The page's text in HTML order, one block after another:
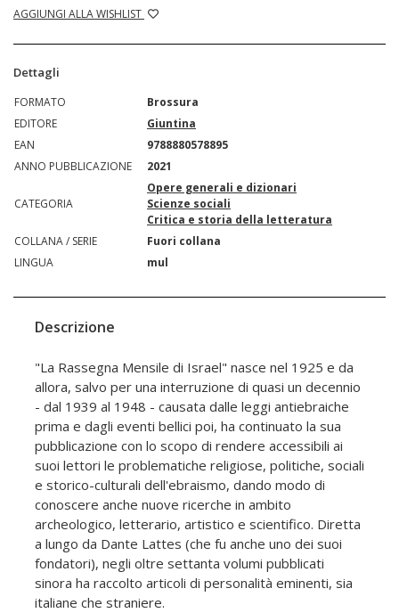
AGGIUNGI ALLA WISHLIST
Dettagli
FORMATO
Brossura
EDITORE
Giuntina
EAN
9788880578895
ANNO PUBBLICAZIONE
2021
CATEGORIA
Opere generali e dizionari
Scienze sociali
Critica e storia della letteratura
COLLANA / SERIE
Fuori collana
LINGUA
mul
Descrizione
"La Rassegna Mensile di Israel" nasce nel 1925 e da
allora, salvo per una interruzione di quasi un decennio
- dal 1939 al 1948 - causata dalle leggi antiebraiche
prima e dagli eventi bellici poi, ha continuato la sua
pubblicazione con lo scopo di rendere accessibili ai
suoi lettori le problematiche religiose, politiche, sociali
e storico-culturali dell'ebraismo, dando modo di
conoscere anche nuove ricerche in ambito
archeologico, letterario, artistico e scientifico. Diretta
a lungo da Dante Lattes (che fu anche uno dei suoi
fondatori), negli oltre settanta volumi pubblicati
sinora ha raccolto articoli di personalità eminenti, sia
italiane che straniere.